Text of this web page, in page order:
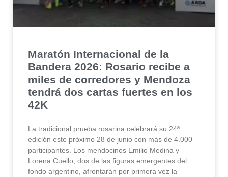
Maratón Internacional de la
Bandera 2026: Rosario recibe a
miles de corredores y Mendoza
tendrá dos cartas fuertes en los
42K
La tradicional prueba rosarina celebrará su 24ª
edición este próximo 28 de junio con más de 4.000
participantes. Los mendocinos Emilio Medina y
Lorena Cuello, dos de las figuras emergentes del
fondo argentino, afrontarán por primera vez la